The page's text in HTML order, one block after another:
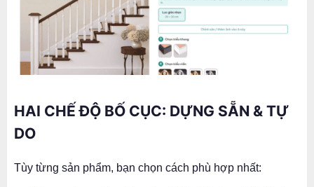
HAI CHẾ ĐỘ BỐ CỤC: DỰNG SẴN & TỰ
DO
Tùy từng sản phẩm, bạn chọn cách phù hợp nhất: